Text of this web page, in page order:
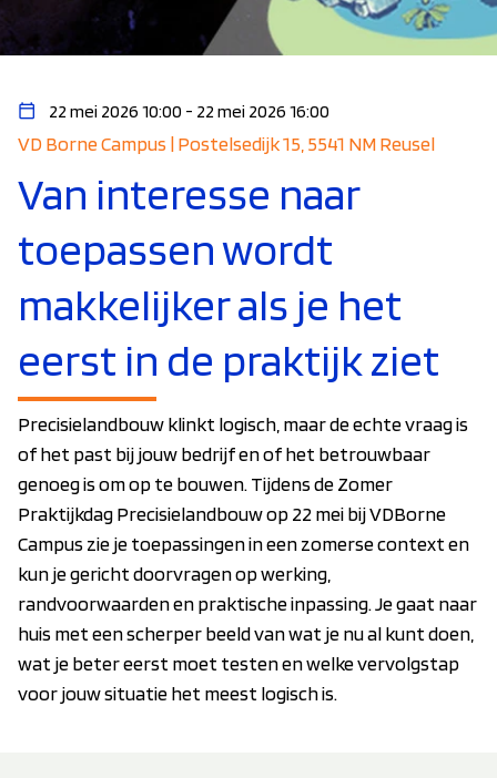
22 mei 2026 10:00 - 22 mei 2026 16:00
VD Borne Campus | Postelsedijk 15, 5541 NM Reusel
Van interesse naar
toepassen wordt
makkelijker als je het
eerst in de praktijk ziet
Precisielandbouw klinkt logisch, maar de echte vraag is
of het past bij jouw bedrijf en of het betrouwbaar
genoeg is om op te bouwen. Tijdens de Zomer
Praktijkdag Precisielandbouw op 22 mei bij VDBorne
Campus zie je toepassingen in een zomerse context en
kun je gericht doorvragen op werking,
randvoorwaarden en praktische inpassing. Je gaat naar
huis met een scherper beeld van wat je nu al kunt doen,
wat je beter eerst moet testen en welke vervolgstap
voor jouw situatie het meest logisch is.